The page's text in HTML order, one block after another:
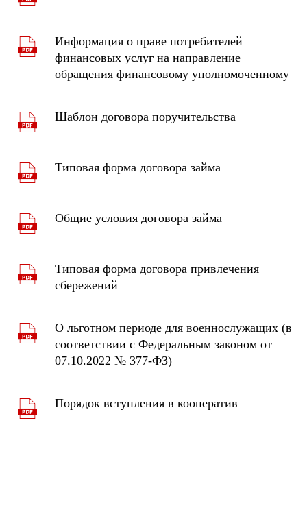
Информация о праве потребителей
финансовых услуг на направление
обращения финансовому уполномоченному
Шаблон договора поручительства
Типовая форма договора займа
Общие условия договора займа
Типовая форма договора привлечения
сбережений
О льготном периоде для военнослужащих (в
соответствии с Федеральным законом от
07.10.2022 № 377-ФЗ)
Порядок вступления в кооператив